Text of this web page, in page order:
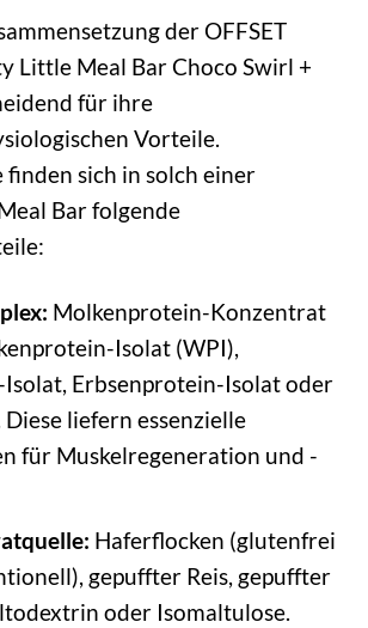
der OFFSET
Little Meal Bar Choco Swirl +
für ihre
Vorteile.
finden sich in solch einer
Bar folgende
Molkenprotein-Konzentrat
Isolat (WPI),
Erbsenprotein-Isolat oder
liefern essenzielle
für Muskelregeneration und -
Haferflocken (glutenfrei
gepuffter Reis, gepuffter
oder Isomaltulose.